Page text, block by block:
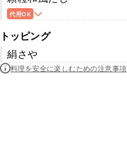
代用OK
トッピング
絹さや
料理を安全に楽しむための注意事項